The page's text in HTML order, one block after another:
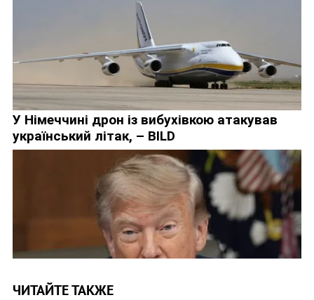
ЧИТАЙТЕ ТАКЖЕ